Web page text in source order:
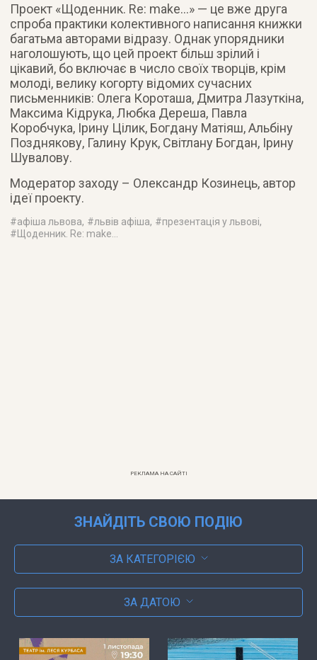
Проект «Щоденник. Re: make…» — це вже друга
спроба практики колективного написання книжки
багатьма авторами відразу. Однак упорядники
наголошують, що цей проект більш зрілий і
цікавий, бо включає в число своїх творців, крім
молоді, велику когорту відомих сучасних
письменників: Олега Короташа, Дмитра Лазуткіна,
Максима Кідрука, Любка Дереша, Павла
Коробчука, Ірину Цілик, Богдану Матіяш, Альбіну
Позднякову, Галину Крук, Світлану Богдан, Ірину
Шувалову.
Модератор заходу – Олександр Козинець, автор
ідеї проекту.
#афіша львова, #львів афіша, #презентація у львові,
#Щоденник. Re: make…
РЕКЛАМА НА САЙТІ
ЗНАЙДІТЬ СВОЮ ПОДІЮ
ЗА КАТЕГОРІЄЮ
ЗА ДАТОЮ